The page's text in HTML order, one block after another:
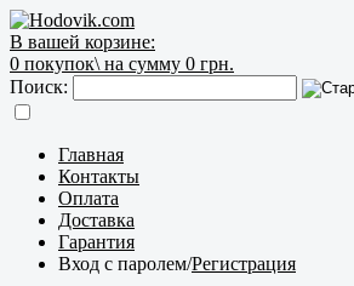
В вашей корзине:
0 покупок\ на сумму 0 грн.
Поиск:
Главная
Контакты
Оплата
Доставка
Гарантия
Вход с паролем/Регистрация